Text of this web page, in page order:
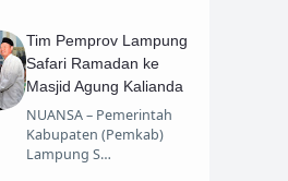
Tim Pemprov Lampung
Safari Ramadan ke
Masjid Agung Kalianda
NUANSA – Pemerintah
Kabupaten (Pemkab)
Lampung S…